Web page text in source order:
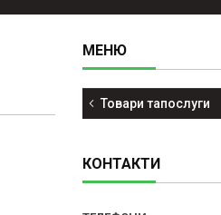
Товари тапослуги
КОНТАКТИ